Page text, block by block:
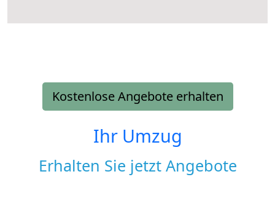
Kostenlose Angebote erhalten
Ihr Umzug
Erhalten Sie jetzt Angebote